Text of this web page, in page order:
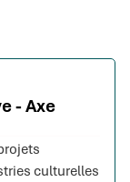
- Axe
culturelles